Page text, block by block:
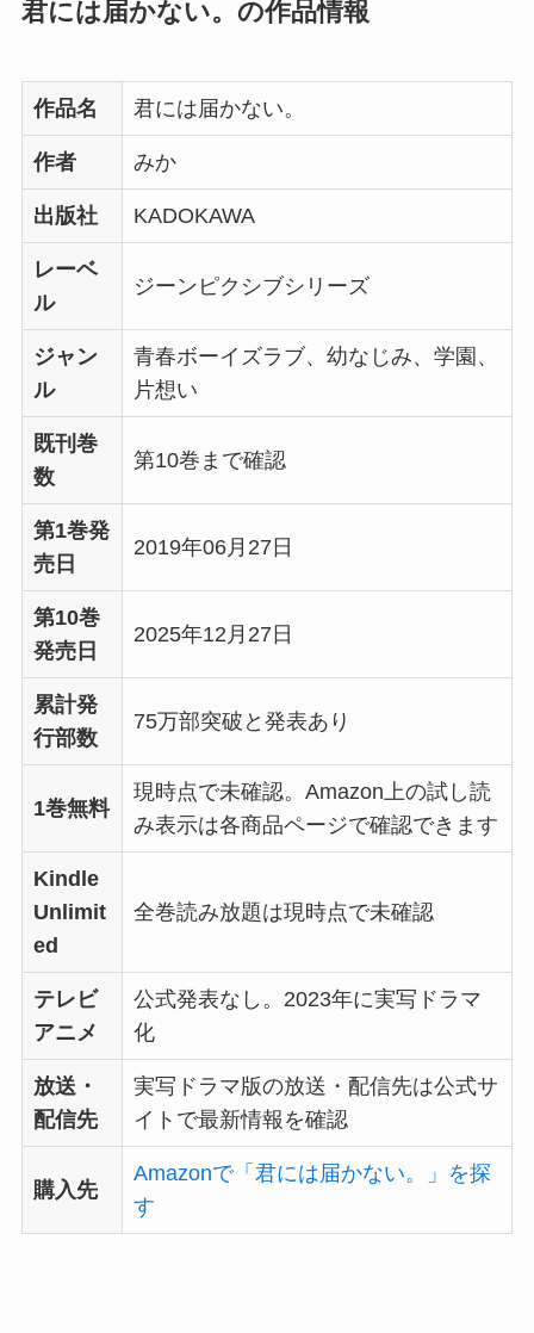
君には届かない。の作品情報
作品名 君には届かない。
作者 みか
出版社 KADOKAWA
レーベ
ル
ジーンピクシブシリーズ
ジャン
ル
青春ボーイズラブ、幼なじみ、学園、
片想い
既刊巻
数
第10巻まで確認
第1巻発
売日
2019年06月27日
第10巻
発売日
2025年12月27日
累計発
行部数
75万部突破と発表あり
1巻無料
現時点で未確認。Amazon上の試し読
み表示は各商品ページで確認できます
Kindle
Unlimit
ed
全巻読み放題は現時点で未確認
テレビ
アニメ
公式発表なし。2023年に実写ドラマ
化
放送・
配信先
実写ドラマ版の放送・配信先は公式サ
イトで最新情報を確認
購入先
Amazonで「君には届かない。」を探
す